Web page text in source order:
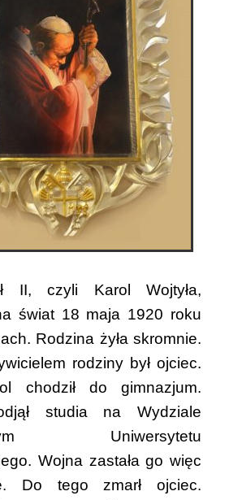
II, czyli Karol Wojtyła,
świat 18 maja 1920 roku
Rodzina żyła skromnie.
rodziny był ojciec.
chodził do gimnazjum.
studia na Wydziale
Uniwersytetu
Wojna zastała go więc
Do tego zmarł ojciec.